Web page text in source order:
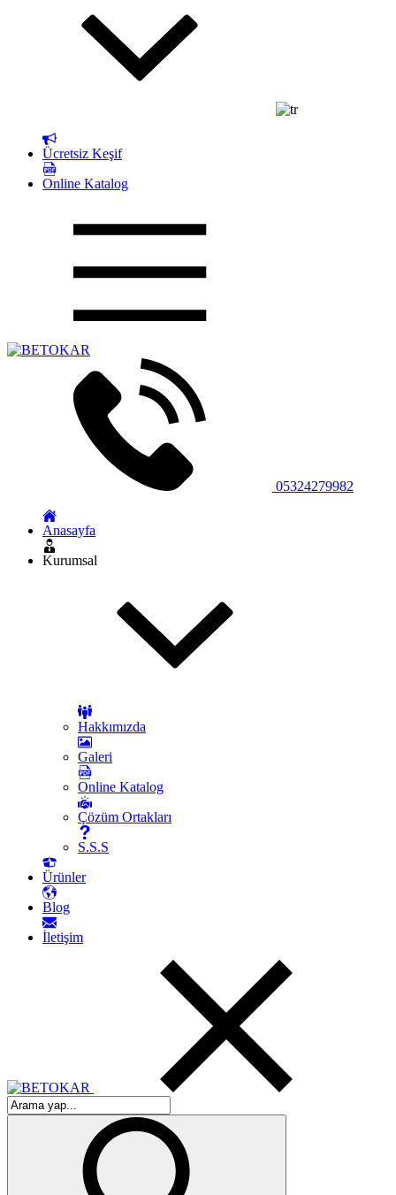
Ücretsiz Keşif
Online Katalog
05324279982
Anasayfa
Kurumsal
Hakkımızda
Galeri
Online Katalog
Çözüm Ortakları
S.S.S
Ürünler
Blog
İletişim